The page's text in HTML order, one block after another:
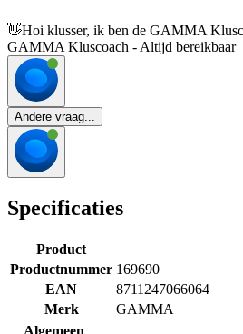
👋Hoi klusser, ik ben de GAMMA
GAMMA Kluscoach - Altijd bereikbaar
Andere vraag...
Specificaties
Product
Productnummer 169690
EAN
8711247066064
Merk
GAMMA
Algemeen